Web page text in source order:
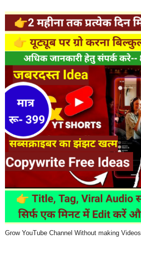
Grow YouTube Channel Without making Videos